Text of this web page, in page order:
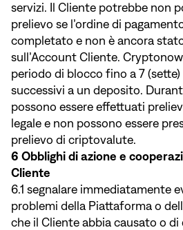
servizi. Il Cliente potrebbe non
prelievo se l’ordine di
completato e non è ancora
sull’Account Cliente.
periodo di blocco fino a 7
successivi a un deposito.
possono essere effettuati
legale e non possono essere
prelievo di criptovalute.
6 Obblighi di azione e
Cliente
6.1 segnalare immediatamente
problemi della Piattaforma o
che il Cliente abbia causato o di